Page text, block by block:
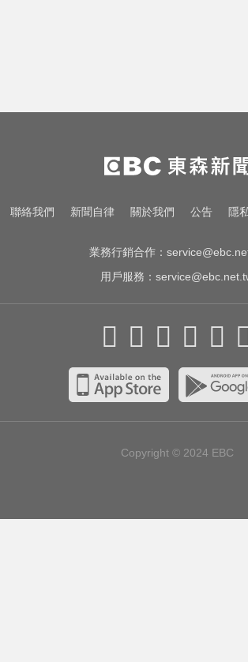
假？ 台大回應了
民進黨資深前輩辭世！前彰化市
蔡裕昌罹癌 享壽71歲
台南死亡車禍！轎車遭大貨車壓
聯絡我們 新聞自律 關於我們 公告 隱
業務行銷合作：
用戶服務：
Copyright © 2024 EBC